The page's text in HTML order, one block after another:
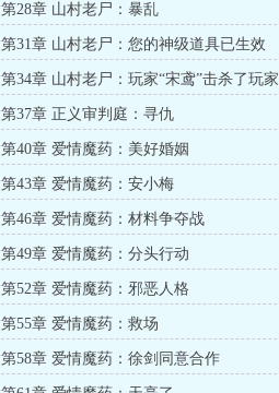
第28章 山村老尸：暴乱
第31章 山村老尸：您的神级道具已生效
第34章 山村老尸：玩家“宋鸢”击杀了玩
第37章 正义审判庭：寻仇
第40章 爱情魔药：美好婚姻
第43章 爱情魔药：安小梅
第46章 爱情魔药：材料争夺战
第49章 爱情魔药：分头行动
第52章 爱情魔药：邪恶人格
第55章 爱情魔药：救场
第58章 爱情魔药：徐剑同意合作